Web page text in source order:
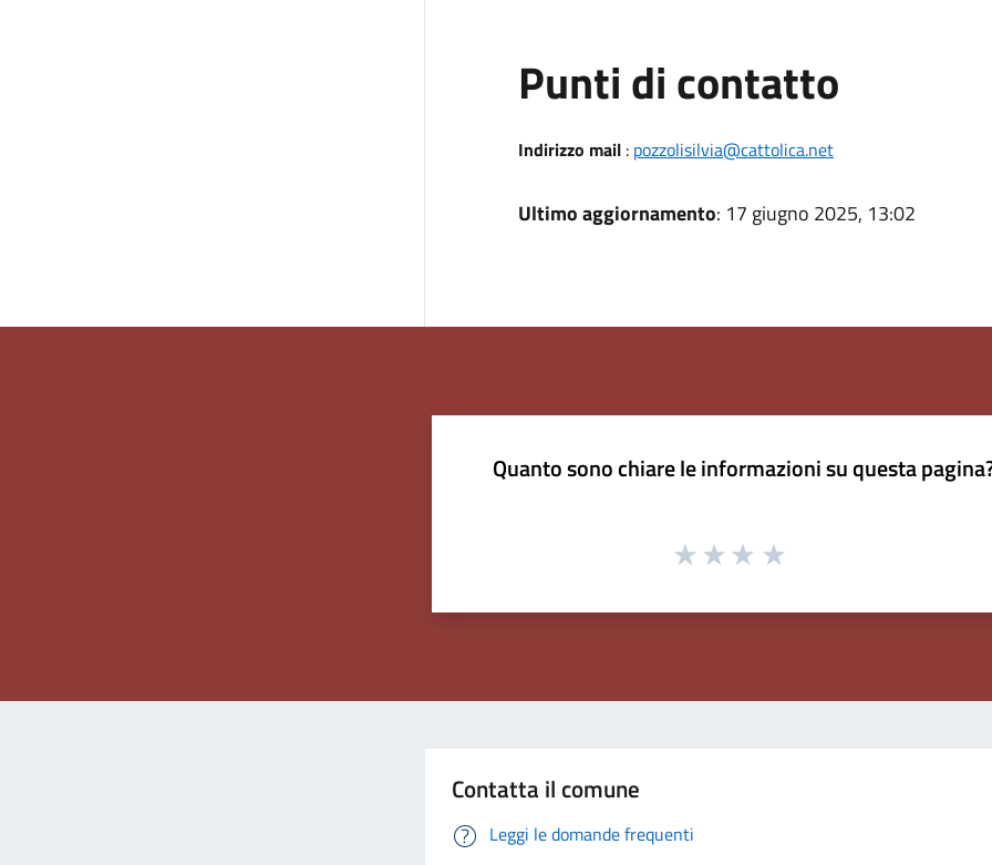
Punti di contatto
Indirizzo mail: pozzolisilvia@cattolica.net
Ultimo aggiornamento: 17 giugno 2025, 13:02
Quanto sono chiare le informazioni su questa
Contatta il comune
Leggi le domande frequenti